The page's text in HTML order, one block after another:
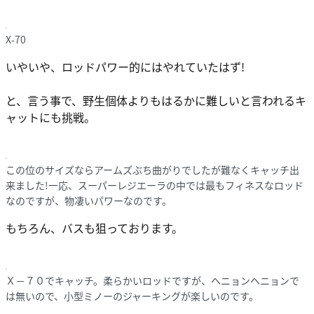
X-70
いやいや、ロッドパワー的にはやれていたはず!
と、言う事で、野生個体よりもはるかに難しいと言われるキ
ャットにも挑戦。
この位のサイズならアームズぶち曲がりでしたが難なくキャッチ出
来ました!一応、スーパーレジエーラの中では最もフィネスなロッド
なのですが、物凄いパワーなのです。
もちろん、バスも狙っております。
Ｘ－７０でキャッチ。柔らかいロッドですが、ヘニョンヘニョンで
は無いので、小型ミノーのジャーキングが楽しいのです。